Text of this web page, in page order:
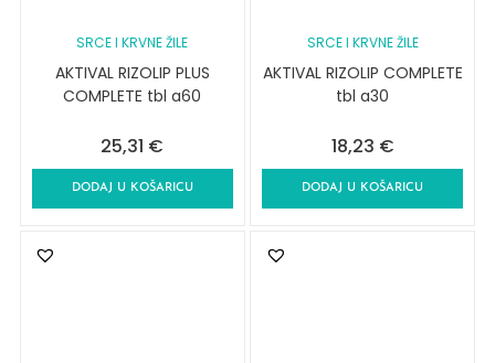
SRCE I KRVNE ŽILE
AKTIVAL RIZOLIP PLUS
COMPLETE tbl a60
25,31 €
DODAJ U KOŠARICU
SRCE I KRVNE ŽILE
AKTIVAL RIZOLIP COMPLETE
tbl a30
18,23 €
DODAJ U KOŠARICU